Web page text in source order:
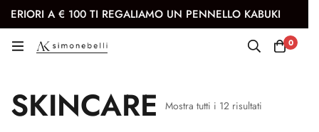
A € 100 TI REGALIAMO UN PENNELLO KABUKI
0
SKINCARE Mostra tutti i 12 risultati